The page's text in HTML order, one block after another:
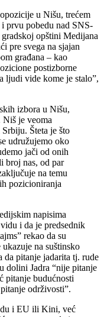
u Nišu, trećem
prvu pobedu nad SNS-
opštini Medijana
pre svega na sjajan
građana – kao
postizborne
ljudi vide kome je stalo”,
izbora u Nišu,
Niš je veoma
Šteta je što
udružujemo oko
jači od onih
broj nas, od par
na temu
pozicioniranja
napisima
i da je predsednik
rekao da su
na suštinsko
da pitanje jadarita tj. rude
dolini Jadra “nije pitanje
pitanje budućnosti
održivosti”.
i EU ili Kini, već